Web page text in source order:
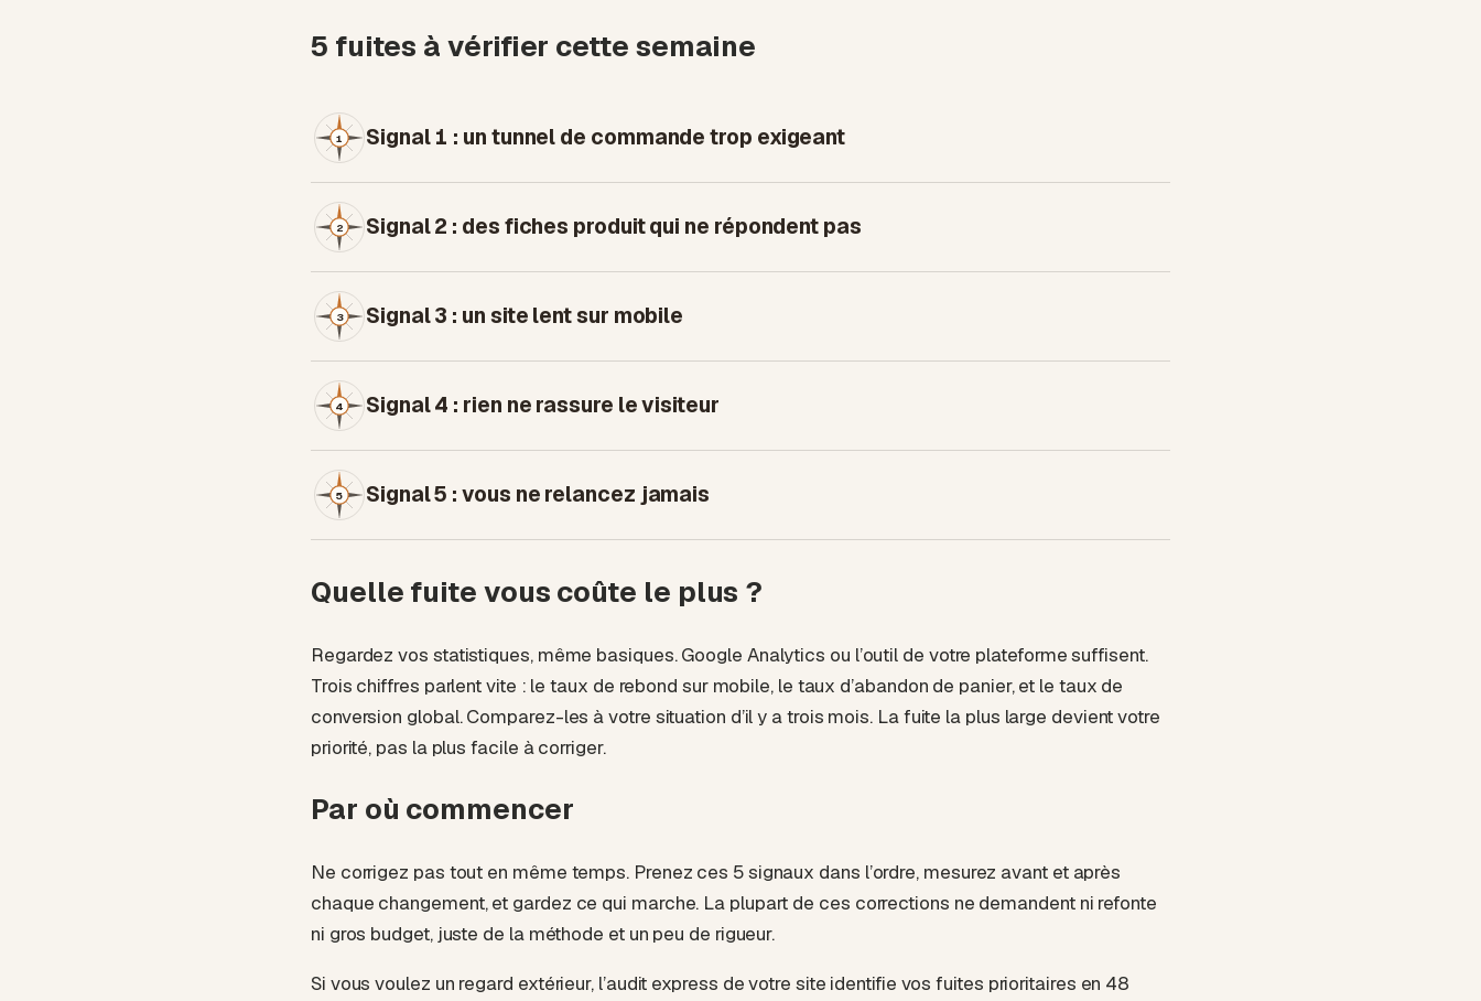
5 fuites à vérifier cette semaine
1 Signal 1 : un tunnel de commande trop exigeant
2 Signal 2 : des fiches produit qui ne répondent pas
3 Signal 3 : un site lent sur mobile
4 Signal 4 : rien ne rassure le visiteur
5 Signal 5 : vous ne relancez jamais
Quelle fuite vous coûte le plus ?
Regardez vos statistiques, même basiques. Google Analytics ou l’outil de votre plateforme suffisent.
Trois chiffres parlent vite : le taux de rebond sur mobile, le taux d’abandon de panier, et le taux de
conversion global. Comparez-les à votre situation d’il y a trois mois. La fuite la plus large devient votre
priorité, pas la plus facile à corriger.
Par où commencer
Ne corrigez pas tout en même temps. Prenez ces 5 signaux dans l’ordre, mesurez avant et après
chaque changement, et gardez ce qui marche. La plupart de ces corrections ne demandent ni refonte
ni gros budget, juste de la méthode et un peu de rigueur.
Si vous voulez un regard extérieur, l’audit express de votre site identifie vos fuites prioritaires en 48